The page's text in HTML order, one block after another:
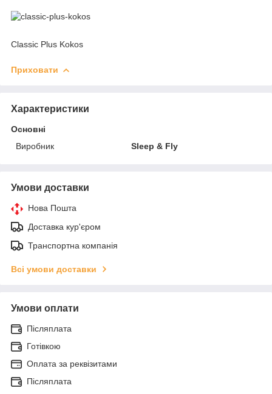
Classic Plus Kokos
Приховати
Характеристики
Основні
Виробник
Sleep & Fly
Умови доставки
Нова Пошта
Доставка кур'єром
Транспортна компанія
Всі умови доставки
Умови оплати
Післяплата
Готівкою
Оплата за реквізитами
Післяплата